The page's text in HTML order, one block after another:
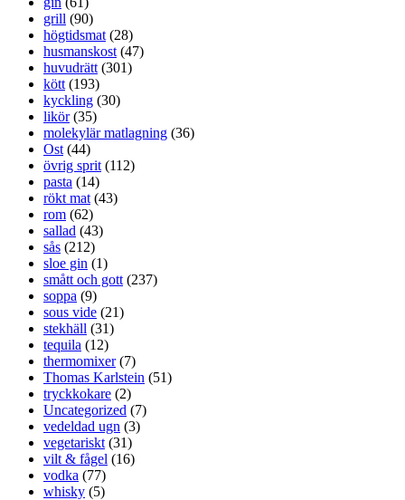
grill (90)
högtidsmat (28)
husmanskost (47)
huvudrätt (301)
kött (193)
kyckling (30)
likör(35)
molekylär matlagning (36)
Ost (44)
övrig sprit (112)
pasta (14)
rökt mat (43)
rom (62)
sallad (43)
sås (212)
sloe gin (1)
smått och gott (237)
soppa (9)
sous vide (21)
stekhäll (31)
tequila (12)
thermomixer(7)
Thomas Karlstein (51)
tryckkokare (2)
Uncategorized (7)
vedeldad ugn (3)
vegetariskt (31)
vilt & fågel (16)
vodka (77)
whisky (5)